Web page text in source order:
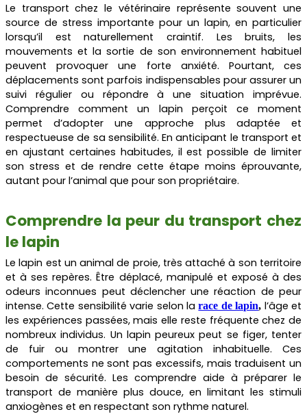
Le transport chez le vétérinaire représente souvent une
source de stress importante pour un lapin, en particulier
lorsqu’il est naturellement craintif. Les bruits, les
mouvements et la sortie de son environnement habituel
peuvent provoquer une forte anxiété. Pourtant, ces
déplacements sont parfois indispensables pour assurer un
suivi régulier ou répondre à une situation imprévue.
Comprendre comment un lapin perçoit ce moment
permet d’adopter une approche plus adaptée et
respectueuse de sa sensibilité. En anticipant le transport et
en ajustant certaines habitudes, il est possible de limiter
son stress et de rendre cette étape moins éprouvante,
autant pour l’animal que pour son propriétaire.
Comprendre la peur du transport chez
le lapin
Le lapin est un animal de proie, très attaché à son territoire
et à ses repères. Être déplacé, manipulé et exposé à des
odeurs inconnues peut déclencher une réaction de peur
intense. Cette sensibilité varie selon la race de lapin, l’âge et
les expériences passées, mais elle reste fréquente chez de
nombreux individus. Un lapin peureux peut se figer, tenter
de fuir ou montrer une agitation inhabituelle. Ces
comportements ne sont pas excessifs, mais traduisent un
besoin de sécurité. Les comprendre aide à préparer le
transport de manière plus douce, en limitant les stimuli
anxiogènes et en respectant son rythme naturel.